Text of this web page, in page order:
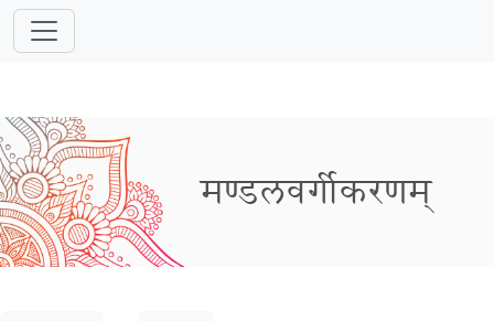
मण्डलवर्गीकरणम्